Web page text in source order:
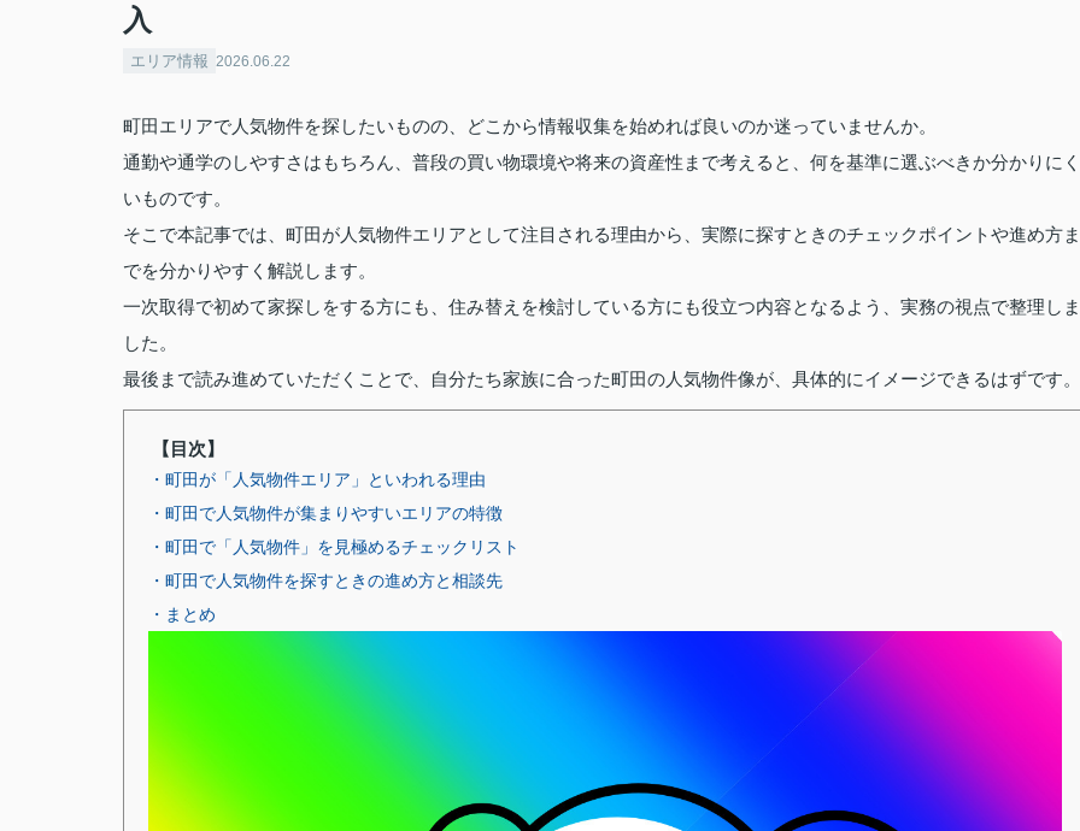
入
エリア情報 2026.06.22
町田エリアで人気物件を探したいものの、どこから情報収集を始めれば良いのか迷っていませんか。
通勤や通学のしやすさはもちろん、普段の買い物環境や将来の資産性まで考えると、何を基準に選ぶべきか分かりにく
いものです。
そこで本記事では、町田が人気物件エリアとして注目される理由から、実際に探すときのチェックポイントや進め方ま
でを分かりやすく解説します。
一次取得で初めて家探しをする方にも、住み替えを検討している方にも役立つ内容となるよう、実務の視点で整理しま
した。
最後まで読み進めていただくことで、自分たち家族に合った町田の人気物件像が、具体的にイメージできるはずです。
【目次】
・町田が「人気物件エリア」といわれる理由
・町田で人気物件が集まりやすいエリアの特徴
・町田で「人気物件」を見極めるチェックリスト
・町田で人気物件を探すときの進め方と相談先
・まとめ